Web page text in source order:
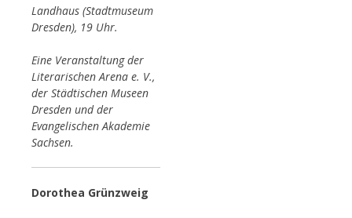
Landhaus (Stadtmuseum
Dresden), 19 Uhr.
Eine Veranstaltung der
Literarischen Arena e. V.,
der Städtischen Museen
Dresden und der
Evangelischen Akademie
Sachsen.
Dorothea Grünzweig